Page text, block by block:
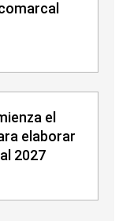
el
elaborar
2027